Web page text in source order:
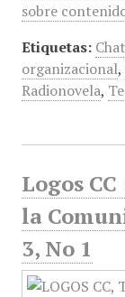
sobre
Etiquetas: Chat
organizacional,
Radionovela,
Logos
la
3, No 1